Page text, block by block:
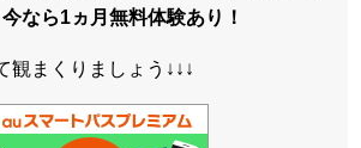
今なら1ヵ月無料体験あり！
観まくりましょう↓↓↓